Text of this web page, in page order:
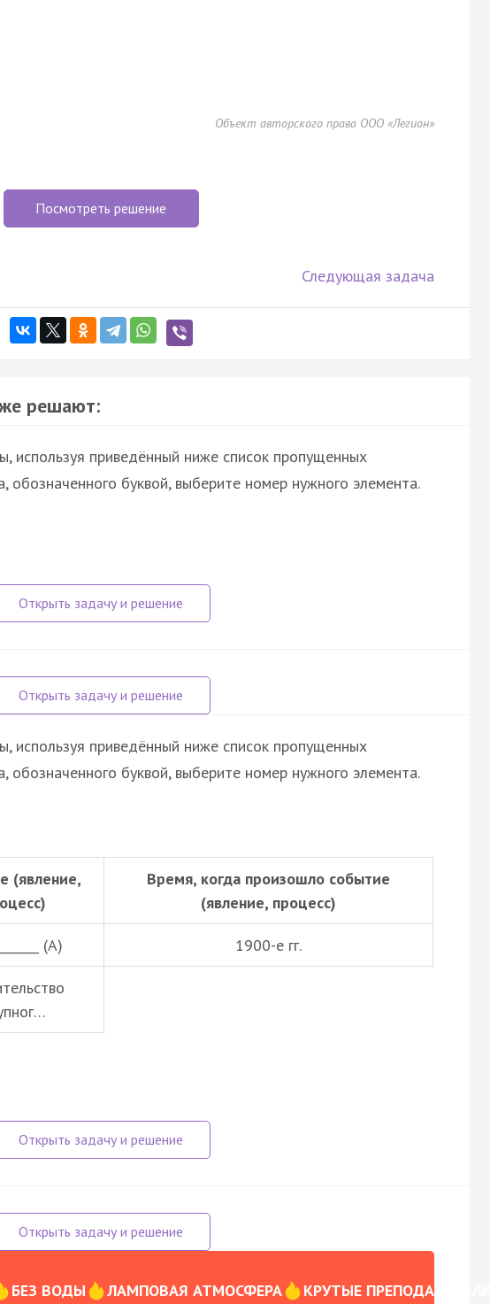
Объект авторского права ООО «Легион»
Посмотреть решение
Следующая задача
решают:
используя приведённый ниже список пропущенных
обозначенного буквой, выберите номер нужного элемента.
используя приведённый ниже список пропущенных
обозначенного буквой, выберите номер нужного элемента.
(явление,
Время, когда произошло событие
(явление, процесс)
(А) 1900-е гг.
БЕЗ ВОДЫ ЛАМПОВАЯ АТМОСФЕРА КРУТЫЕ